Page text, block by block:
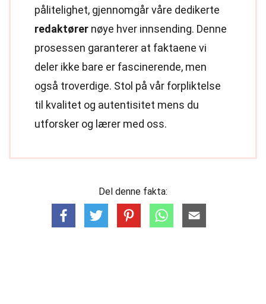
pålitelighet, gjennomgår våre dedikerte
redaktører nøye hver innsending. Denne
prosessen garanterer at faktaene vi
deler ikke bare er fascinerende, men
også troverdige. Stol på vår forpliktelse
til kvalitet og autentisitet mens du
utforsker og lærer med oss.
Del denne fakta: